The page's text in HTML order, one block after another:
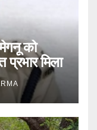
को
प्रभार मिला